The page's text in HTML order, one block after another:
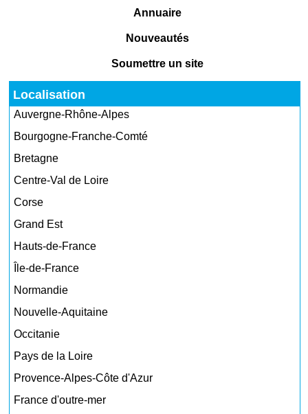
Annuaire
Nouveautés
Soumettre un site
Localisation
Auvergne-Rhône-Alpes
Bourgogne-Franche-Comté
Bretagne
Centre-Val de Loire
Corse
Grand Est
Hauts-de-France
Île-de-France
Normandie
Nouvelle-Aquitaine
Occitanie
Pays de la Loire
Provence-Alpes-Côte d'Azur
France d'outre-mer